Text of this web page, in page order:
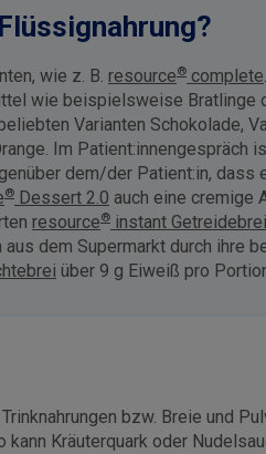
wie z. B. resource® complete
wie beispielsweise Bratlinge
Varianten Schokolade,
Im
dem/der Patient:in,
® Dessert 2.0 auch eine cremige
resource® instant
dem Supermarkt durch
über 9 g Eiweiß pro
bzw. Breie und
Kräuterquark oder